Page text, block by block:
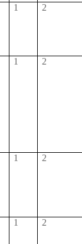
1 2
1 2
1 2
1 2